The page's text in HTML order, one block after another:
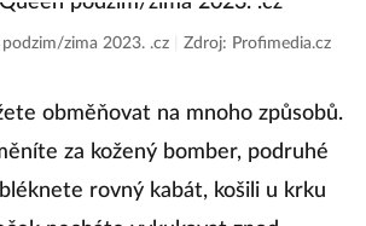
zima 2023. .cz Zdroj: Profimedia.cz
obměňovat na mnoho způsobů.
za kožený bomber, podruhé
rovný kabát, košili u krku